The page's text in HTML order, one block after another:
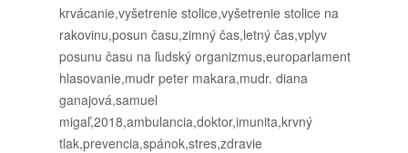
krvácanie,vyšetrenie stolice,vyšetrenie stolice na
rakovinu,posun času,zimný čas,letný čas,vplyv
posunu času na ľudský organizmus,europarlament
hlasovanie,mudr peter makara,mudr. diana
ganajová,samuel
migaľ,2018,ambulancia,doktor,imunita,krvný
tlak,prevencia,spánok,stres,zdravie